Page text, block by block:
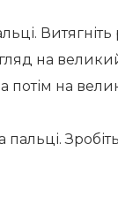
на
потім на